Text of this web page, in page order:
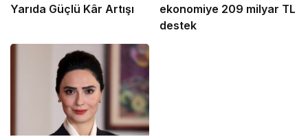
Yarıda Güçlü Kâr Artışı
ekonomiye 209 milyar TL
destek